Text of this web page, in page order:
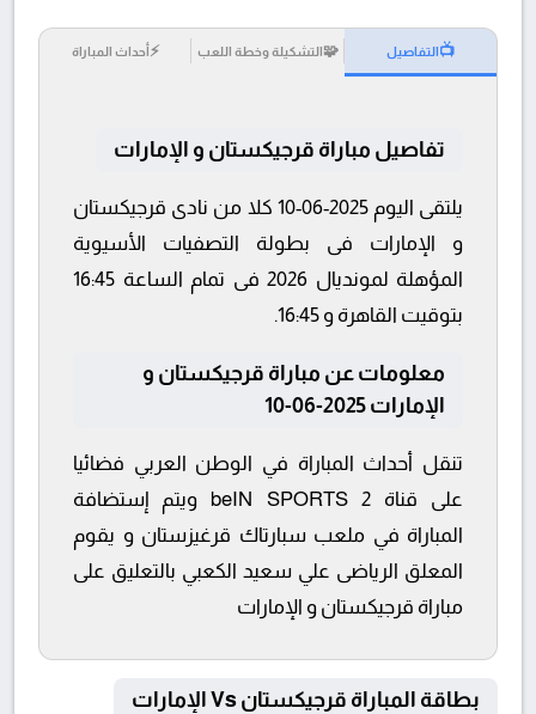
📺التفاصيل 🧩التشكيلة وخطة اللعب ⚡أحداث المباراة
تفاصيل مباراة قرجيكستان و الإمارات
يلتقى اليوم 2025-06-10 كلا من نادى قرجيكستان
و الإمارات فى بطولة التصفيات الأسيوية
المؤهلة لمونديال 2026 فى تمام الساعة 16:45
بتوقيت القاهرة و 16:45.
معلومات عن مباراة قرجيكستان و
الإمارات 2025-06-10
تنقل أحداث المباراة في الوطن العربي فضائيا
على قناة beIN SPORTS 2 ويتم إستضافة
المباراة في ملعب سبارتاك قرغيزستان و يقوم
المعلق الرياضى علي سعيد الكعبي بالتعليق على
مباراة قرجيكستان و الإمارات
بطاقة المباراة قرجيكستان Vs الإمارات